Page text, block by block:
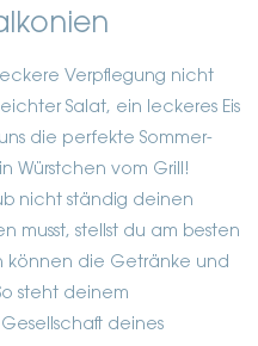
Verpflegung nicht
Salat, ein leckeres Eis
die perfekte Sommer-
Würstchen vom Grill!
nicht ständig deinen
musst, stellst du am besten
können die Getränke und
steht deinem
deines